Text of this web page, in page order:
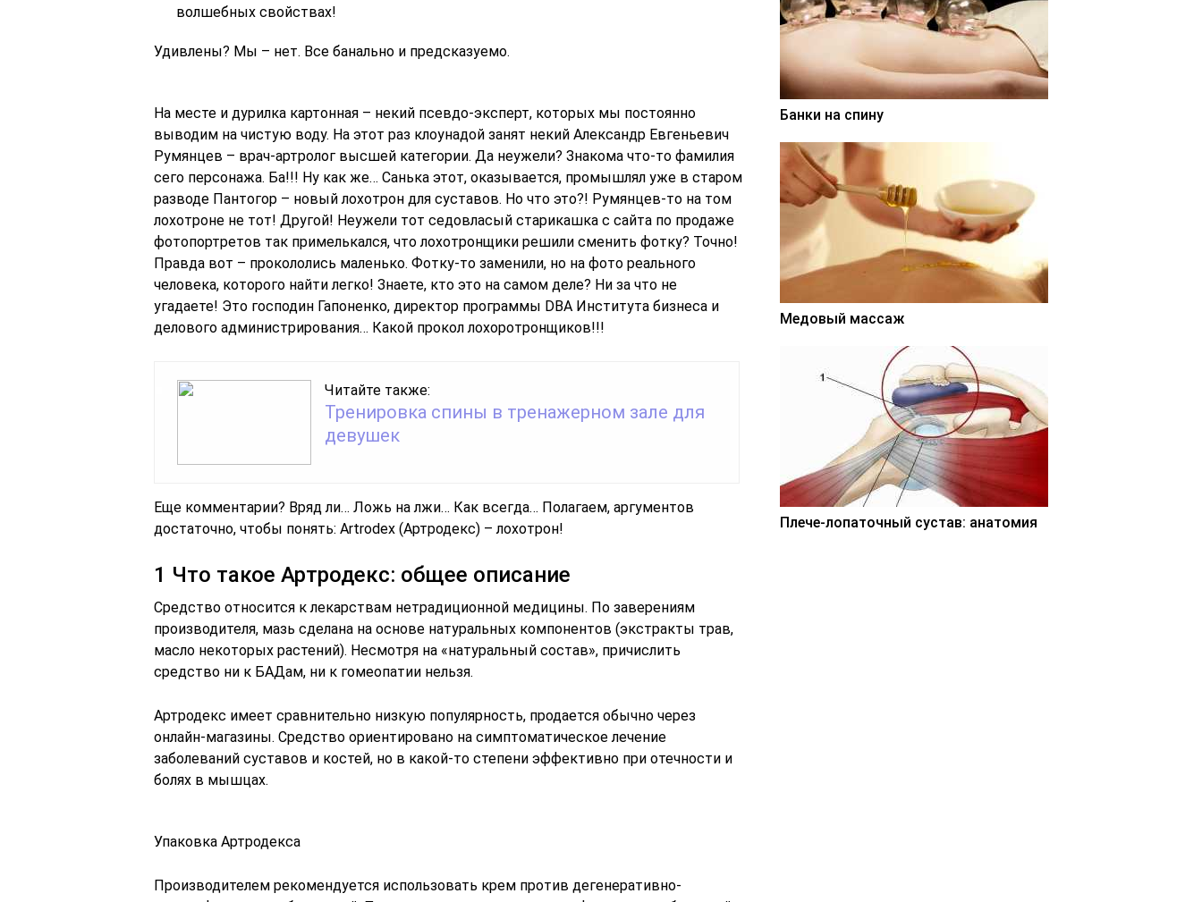
волшебных свойствах!
Удивлены? Мы – нет. Все банально и предсказуемо.
На месте и дурилка картонная – некий псевдо-эксперт, которых мы постоянно
выводим на чистую воду. На этот раз клоунадой занят некий Александр Евгеньевич
Румянцев – врач-артролог высшей категории. Да неужели? Знакома что-то фамилия
сего персонажа. Ба!!! Ну как же… Санька этот, оказывается, промышлял уже в старом
разводе Пантогор – новый лохотрон для суставов. Но что это?! Румянцев-то на том
лохотроне не тот! Другой! Неужели тот седовласый старикашка с сайта по продаже
фотопортретов так примелькался, что лохотронщики решили сменить фотку? Точно!
Правда вот – прокололись маленько. Фотку-то заменили, но на фото реального
человека, которого найти легко! Знаете, кто это на самом деле? Ни за что не
угадаете! Это господин Гапоненко, директор программы DBA Института бизнеса и
делового администрирования… Какой прокол лохоротронщиков!!!
Читайте также:
Тренировка спины в тренажерном зале для
девушек
Еще комментарии? Вряд ли… Ложь на лжи… Как всегда… Полагаем, аргументов
достаточно, чтобы понять: Artrodex (Артродекс) – лохотрон!
1 Что такое Артродекс: общее описание
Средство относится к лекарствам нетрадиционной медицины. По заверениям
производителя, мазь сделана на основе натуральных компонентов (экстракты трав,
масло некоторых растений). Несмотря на «натуральный состав», причислить
средство ни к БАДам, ни к гомеопатии нельзя.
Артродекс имеет сравнительно низкую популярность, продается обычно через
онлайн-магазины. Средство ориентировано на симптоматическое лечение
заболеваний суставов и костей, но в какой-то степени эффективно при отечности и
болях в мышцах.
Упаковка Артродекса
Производителем рекомендуется использовать крем против дегенеративно-
Банки на спину
Медовый массаж
Плече-лопаточный сустав: анатомия